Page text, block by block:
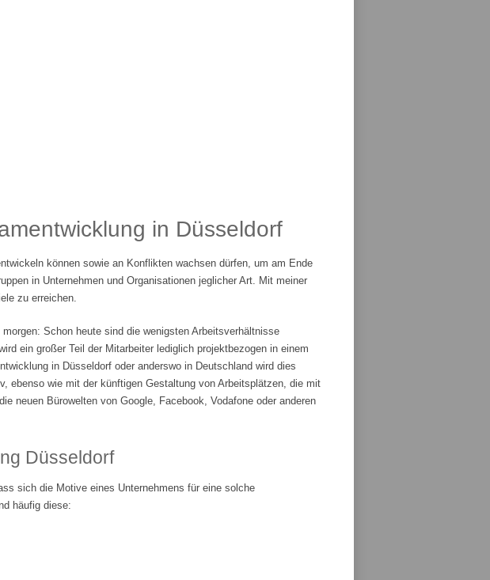
in Düsseldorf
können sowie an Konflikten wachsen dürfen, um am Ende
in Unternehmen und Organisationen jeglicher Art. Mit meiner
zu erreichen.
Schon heute sind die wenigsten Arbeitsverhältnisse
ein großer Teil der Mitarbeiter lediglich projektbezogen in einem
in Düsseldorf oder anderswo in Deutschland wird dies
ebenso wie mit der künftigen Gestaltung von Arbeitsplätzen, die mit
neuen Bürowelten von Google, Facebook, Vodafone oder anderen
Düsseldorf
sich die Motive eines Unternehmens für eine solche
häufig diese: